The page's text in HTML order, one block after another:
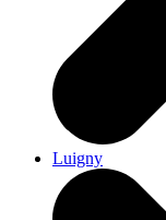
Luigny